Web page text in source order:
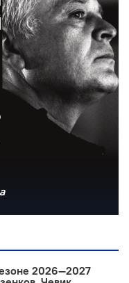
2026—2027